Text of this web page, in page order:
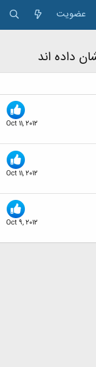
عضویت
Oct 11, 2012
Oct 11, 2012
Oct 9, 2012